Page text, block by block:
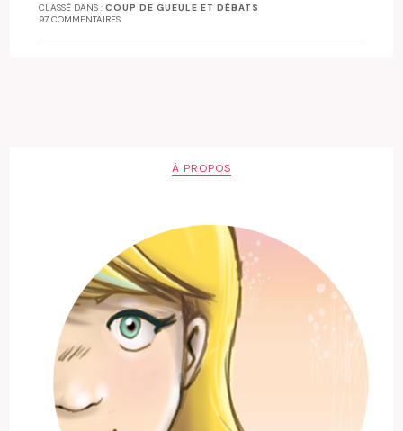
CLASSÉ DANS :COUP DE GUEULE ET DÉBATS
97 COMMENTAIRES
À PROPOS